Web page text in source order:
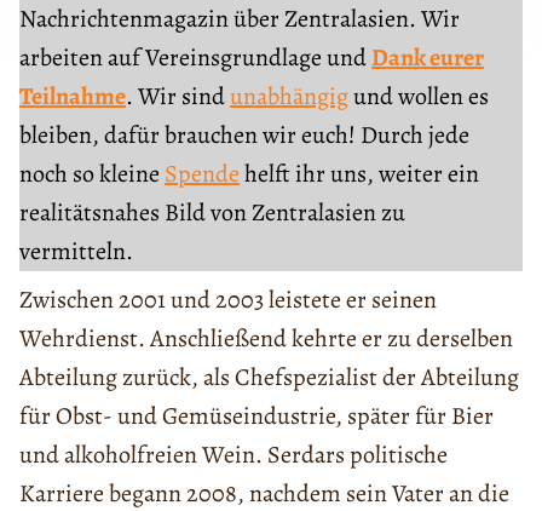
Nachrichtenmagazin über Zentralasien. Wir
arbeiten auf Vereinsgrundlage undDank eurer
Teilnahme. Wir sindunabhängigund wollen es
bleiben, dafür brauchen wir euch! Durch jede
noch so kleine Spendehelft ihr uns, weiter ein
realitätsnahes Bild von Zentralasien zu
vermitteln.
Zwischen 2001 und 2003 leistete er seinen
Wehrdienst. Anschließend kehrte er zu derselben
Abteilung zurück, als Chefspezialist der Abteilung
für Obst- und Gemüseindustrie, später für Bier
und alkoholfreien Wein. Serdars politische
Karriere begann 2008, nachdem sein Vater an die